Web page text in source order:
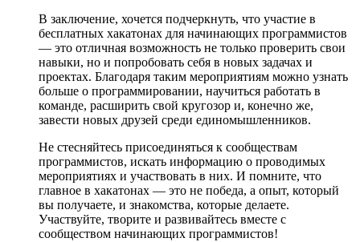
В заключение, хочется подчеркнуть, что участие в
бесплатных хакатонах для начинающих программистов
— это отличная возможность не только проверить свои
навыки, но и попробовать себя в новых задачах и
проектах. Благодаря таким мероприятиям можно узнать
больше о программировании, научиться работать в
команде, расширить свой кругозор и, конечно же,
завести новых друзей среди единомышленников.
Не стесняйтесь присоединяться к сообществам
программистов, искать информацию о проводимых
мероприятиях и участвовать в них. И помните, что
главное в хакатонах — это не победа, а опыт, который
вы получаете, и знакомства, которые делаете.
Участвуйте, творите и развивайтесь вместе с
сообществом начинающих программистов!